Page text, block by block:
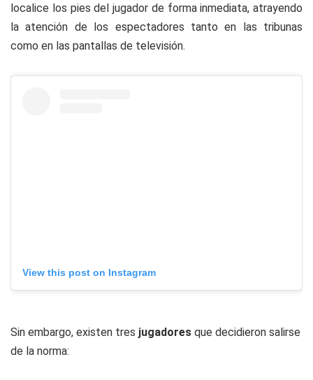
localice los pies del jugador de forma inmediata, atrayendo
la atención de los espectadores tanto en las tribunas
como en las pantallas de televisión.
View this post on Instagram
Sin embargo, existen tres jugadores que decidieron salirse
de la norma: